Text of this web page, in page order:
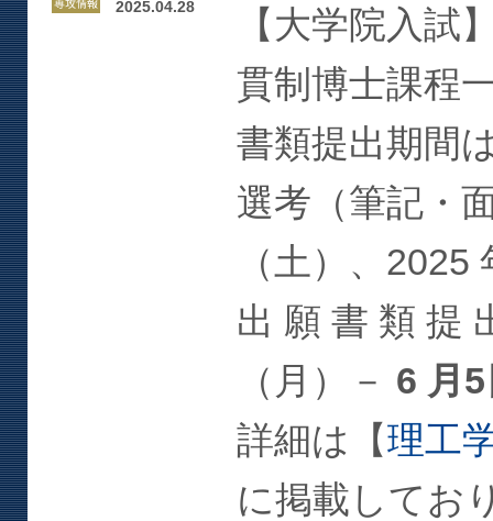
2025.04.28
【大学院入試
貫制博士課程
書類提出期間
選考（筆記・
（土）、
出 願 書 類 提
（月）－ 6 月
詳細は【理工
に掲載してお